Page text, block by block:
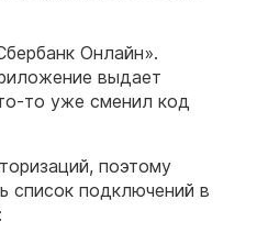
Онлайн».
выдает
то уже сменил код
поэтому
список подключений в